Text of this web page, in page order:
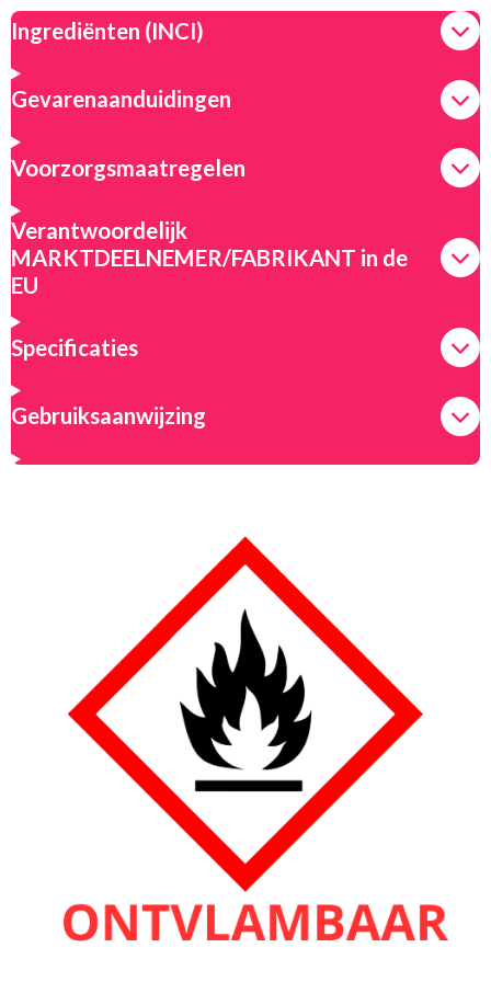
n
e
n
Ingrediënten (INCI)
Gevarenaanduidingen
Voorzorgsmaatregelen
Verantwoordelijk
MARKTDEELNEMER/FABRIKANT in de
EU
Specificaties
Gebruiksaanwijzing